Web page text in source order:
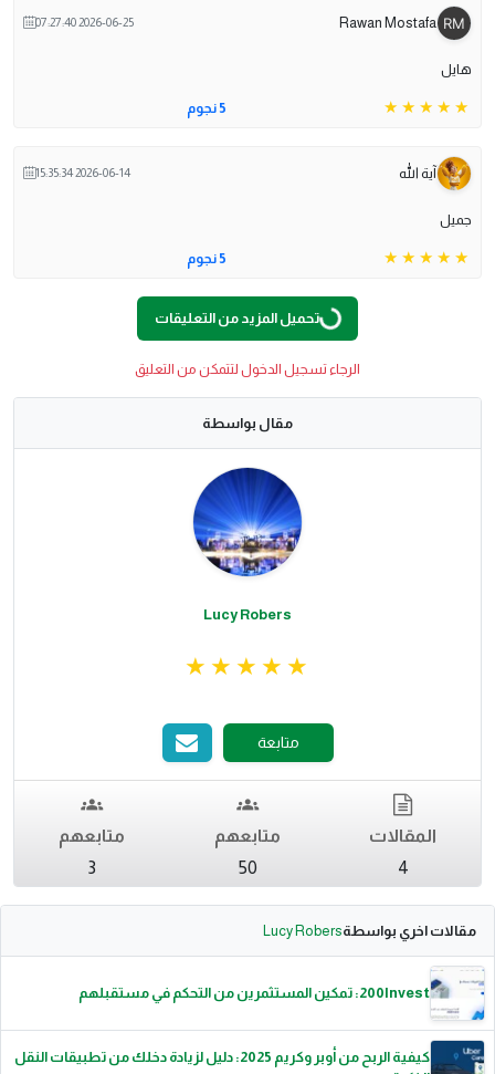
Rawan Mostafa
2026-06-25 07:27:40
هايل
5 نجوم
آية الله 2026-06-14 15:35:34
جميل
5 نجوم
Loading
...
تحميل المزيد من التعليقات
الرجاء تسجيل الدخول لتتمكن من التعليق
مقال بواسطة
Lucy Robers
متابعة
المقالات
4
متابعهم
50
متابعهم
3
مقالات اخري بواسطةLucy Robers
200Invest: تمكين المستثمرين من التحكم في مستقبلهم
كيفية الربح من أوبر وكريم 2025: دليل لزيادة دخلك من تطبيقات النقل